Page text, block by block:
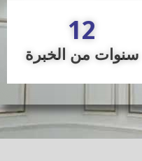
12
سنوات من الخبرة